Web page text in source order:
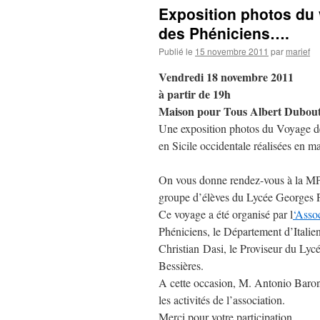
Exposition photos du
des Phéniciens….
Publié le 15 novembre 2011 par marief
Vendredi 18 novembre 2011
à partir de 19h
Maison pour Tous Albert
Une exposition photos du Voyage
en Sicile occidentale réalisées en
On vous donne rendez-vous à la
groupe d’élèves du Lycée
Ce voyage a été organisé par l
Phéniciens, le Département
Christian Dasi, le Proviseur du
Bessières.
A cette occasion, M. Antonio
les activités de l’association.
Merci pour votre participation.